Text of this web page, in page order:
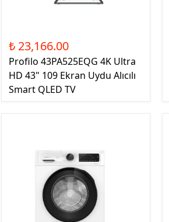
₺ 23,166.00
Profilo 43PA525EQG 4K Ultra
HD 43" 109 Ekran Uydu Alıcılı
Smart QLED TV